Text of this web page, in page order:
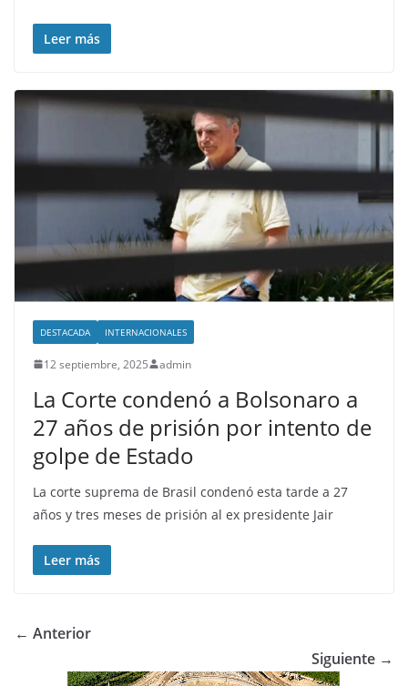
Leer más
DESTACADA INTERNACIONALES
12 septiembre, 2025 admin
La Corte condenó a Bolsonaro a
27 años de prisión por intento de
golpe de Estado
La corte suprema de Brasil condenó esta tarde a 27
años y tres meses de prisión al ex presidente Jair
Leer más
← Anterior
Siguiente →